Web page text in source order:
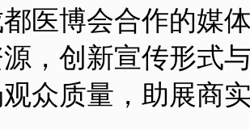
都医博会合作的媒
，创新宣传形式
众质量，助展商